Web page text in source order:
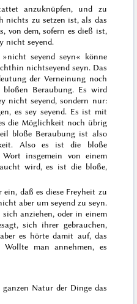
anzuknüpfen, und zu
nichts zu setzen ist, als das
von dem, sofern es dieß ist,
nichtseyend.
seyend seyn« könne
nichtseyend seyn. Das
der Verneinung noch
Beraubung. Es wird
nicht seyend, sondern nur:
es sey seyend. Es ist mit
die Möglichkeit noch übrig
bloße Beraubung ist also
Also es ist die bloße
insgemein von einem
wird, es ist die bloße,
daß es diese Freyheit zu
aber um seyend zu seyn.
anziehen, oder in einem
sich ihrer gebrauchen,
es hörte damit auf, das
Wollte man annehmen, es
Natur der Dinge das